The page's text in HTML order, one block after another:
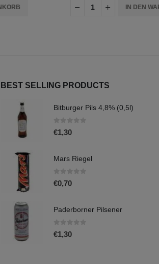
IN DEN WARENKORB
BEST SELLING PRODUCTS
Bitburger Pils 4,8% (0,5l)
€1,30
Mars Riegel
€0,70
Paderborner Pilsener
€1,30